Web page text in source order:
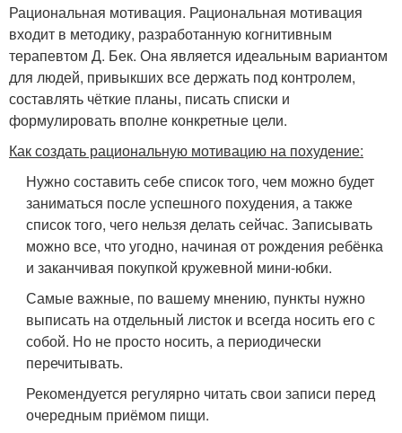
Рациональная мотивация. Рациональная мотивация
входит в методику, разработанную когнитивным
терапевтом Д. Бек. Она является идеальным вариантом
для людей, привыкших все держать под контролем,
составлять чёткие планы, писать списки и
формулировать вполне конкретные цели.
Как создать рациональную мотивацию на похудение:
Нужно составить себе список того, чем можно будет
заниматься после успешного похудения, а также
список того, чего нельзя делать сейчас. Записывать
можно все, что угодно, начиная от рождения ребёнка
и заканчивая покупкой кружевной мини-юбки.
Самые важные, по вашему мнению, пункты нужно
выписать на отдельный листок и всегда носить его с
собой. Но не просто носить, а периодически
перечитывать.
Рекомендуется регулярно читать свои записи перед
очередным приёмом пищи.